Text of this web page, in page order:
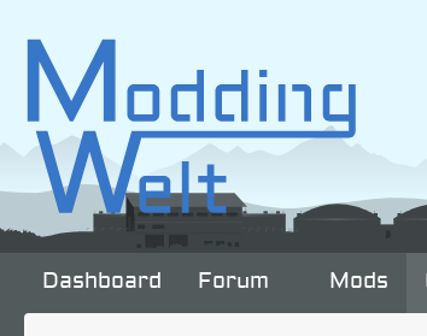
Dashboard Forum Mods